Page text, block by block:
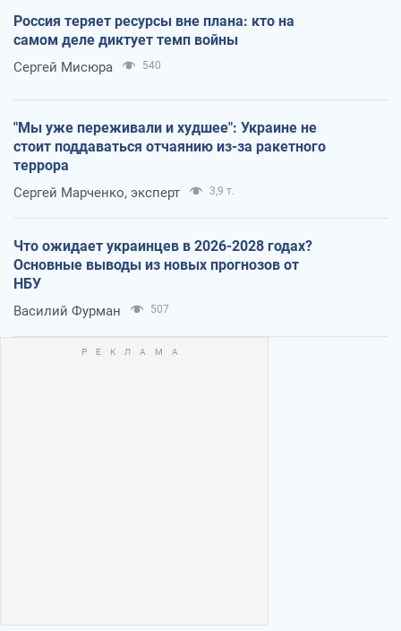
Россия теряет ресурсы вне плана: кто на
самом деле диктует темп войны
Сергей Мисюра 540
"Мы уже переживали и худшее": Украине не
стоит поддаваться отчаянию из-за ракетного
террора
Сергей Марченко, эксперт 3,9 т.
Что ожидает украинцев в 2026-2028 годах?
Основные выводы из новых прогнозов от
НБУ
Василий Фурман 507